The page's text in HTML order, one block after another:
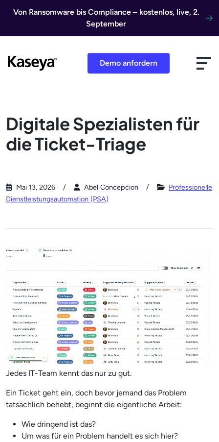
Von Ransomware bis Compliance – kostenlos, live, 2.
September
Demo anfordern
Digitale Spezialisten für
die Ticket-Triage
Mai 13, 2026 Abel Concepcion
Professionelle
Dienstleistungsautomation (PSA)
Jedes IT-Team kennt das nur zu gut.
Ein Ticket geht ein, doch bevor jemand das Problem
tatsächlich behebt, beginnt die eigentliche Arbeit:
Wie dringend ist das?
Um was für ein Problem handelt es sich hier?